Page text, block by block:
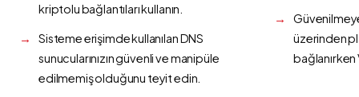
kriptolu bağlantıları kullanın.
Sisteme erişimde kullanılan DNS
sunucularınızın güvenli ve manipüle
edilmemiş olduğunu teyit edin.
üzerinden
bağlanırken